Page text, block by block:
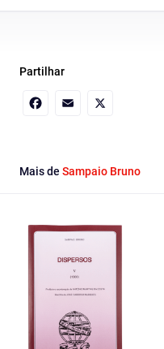
Partilhar
Mais de Sampaio Bruno